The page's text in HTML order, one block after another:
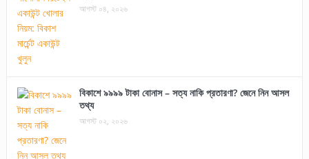
আগস্ট ০৪, ২০২৬
বিকাশে ৯৯৯৯ টাকা বোনাস – সত্য নাকি প্রতারণা? জেনে নিন আসল
তথ্য
আগস্ট ০২, ২০২৬